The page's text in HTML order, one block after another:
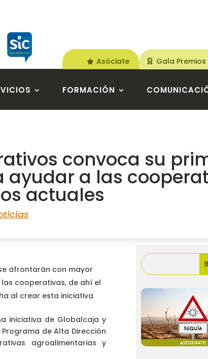
Asóciate Gala Premios
FORMACIÓN
convoca su
ayudar a las
actuales
afrontarán con mayor
cooperativas, de ahí el
al crear esta iniciativa
iniciativa de Globalcaja y
de Alta Dirección
agroalimentarias y